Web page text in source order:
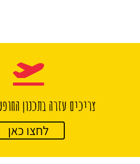
צריכים עזרה בתכנון
לחצו כאן